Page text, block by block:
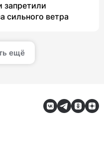
запретили
сильного ветра
ещё